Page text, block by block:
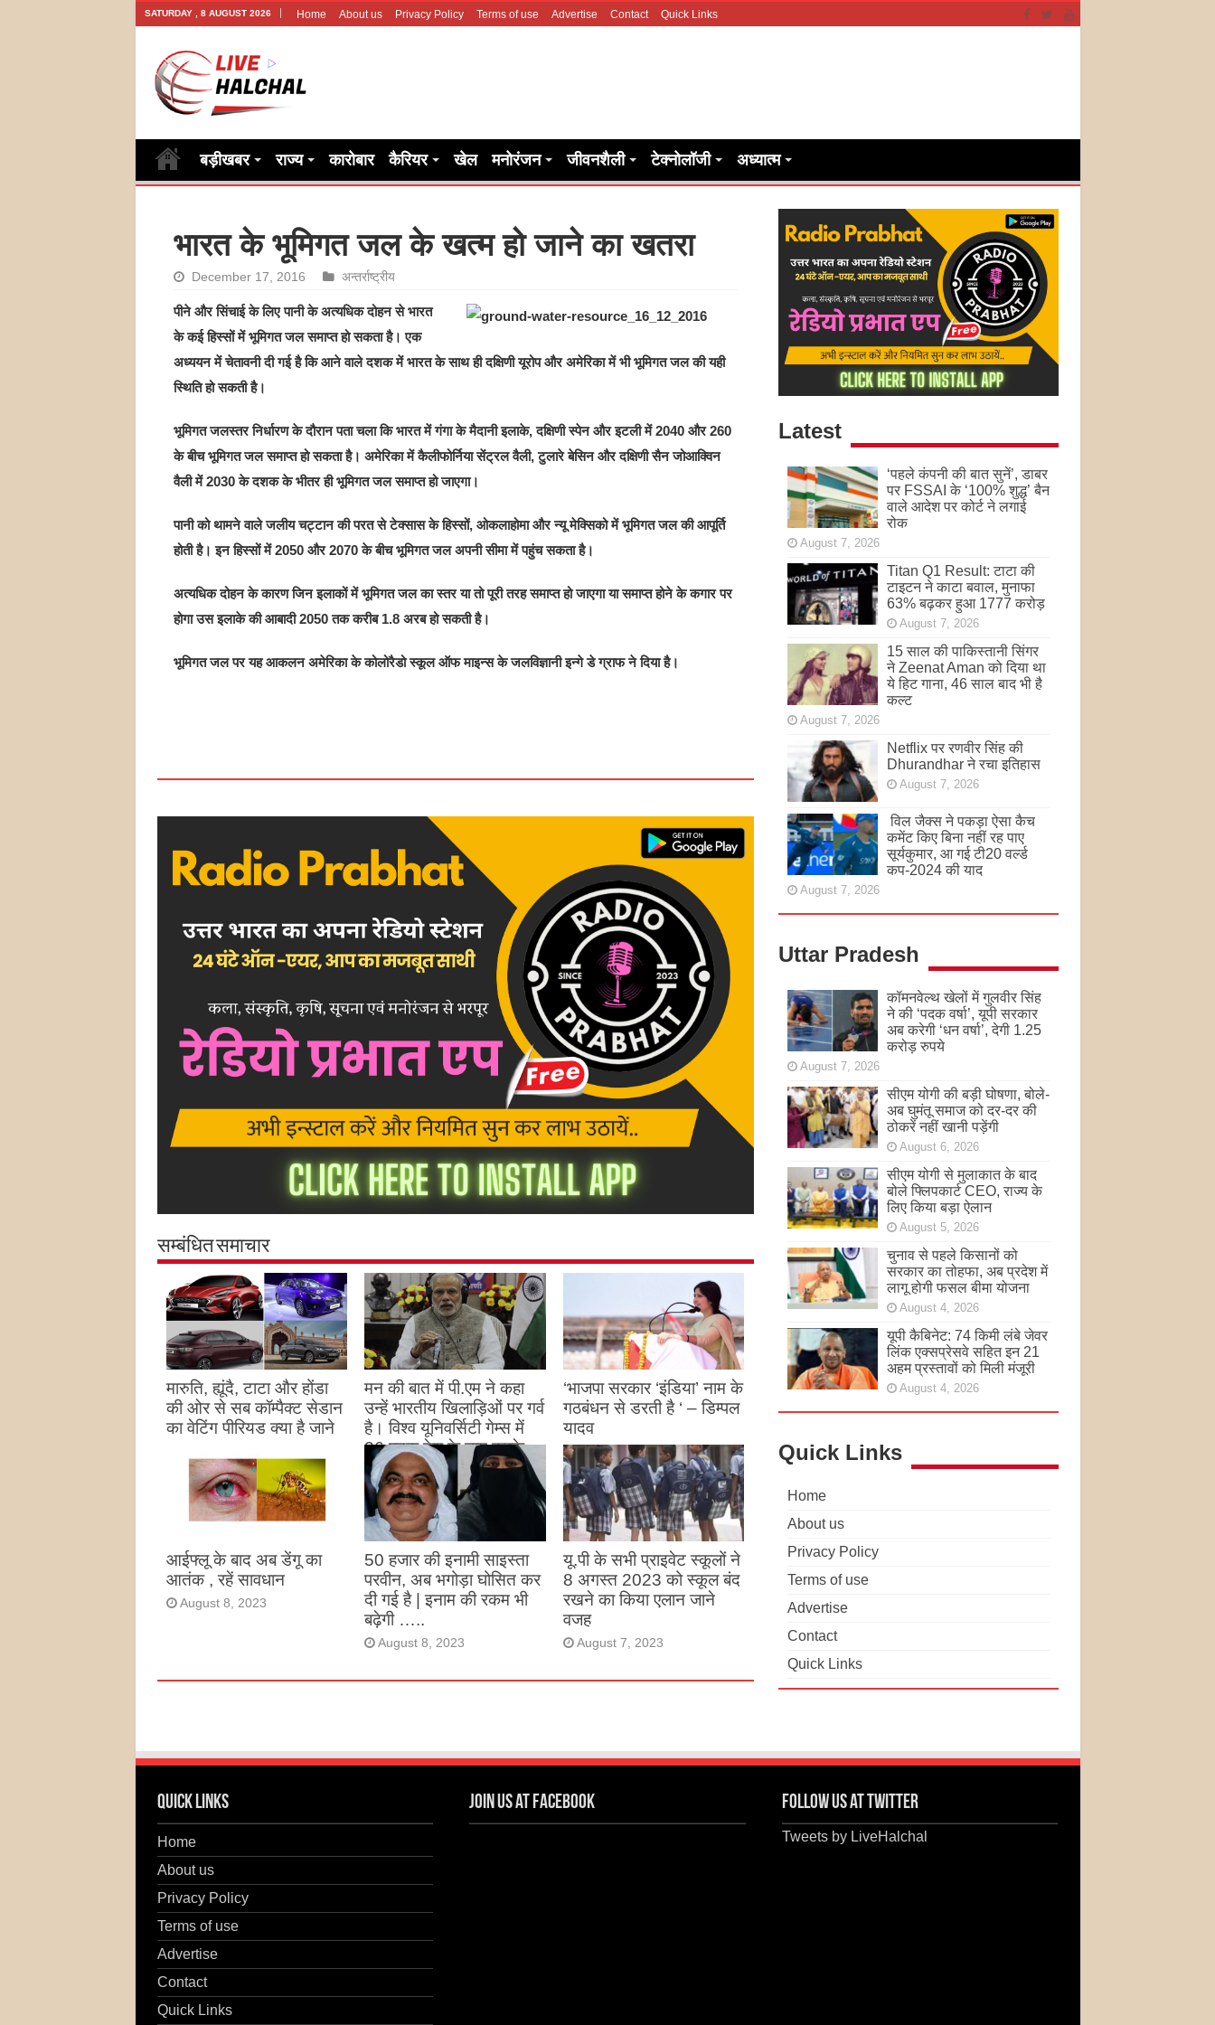
SATURDAY , 8 AUGUST 2026 Home About us Privacy Policy Terms of use Advertise Contact Quick Links
बड़ीखबर राज्य कारोबार कैरियर खेल मनोरंजन जीवनशैली टेक्नोलॉजी अध्यात्म
भारत के भूमिगत जल के खत्म हो जाने का खतरा
December 17, 2016 अन्तर्राष्ट्रीय
पीने और सिंचाई के लिए पानी के अत्यधिक दोहन से भारत
के कई हिस्सों में भूमिगत जल समाप्त हो सकता है। एक
अध्ययन में चेतावनी दी गई है कि आने वाले दशक में भारत के साथ ही दक्षिणी यूरोप और अमेरिका में भी भूमिगत जल की यही
स्थिति हो सकती है।
भूमिगत जलस्तर निर्धारण के दौरान पता चला कि भारत में गंगा के मैदानी इलाके, दक्षिणी स्पेन और इटली में 2040 और 260
के बीच भूमिगत जल समाप्त हो सकता है। अमेरिका में कैलीफोर्निया सेंट्रल वैली, टुलारे बेसिन और दक्षिणी सैन जोआक्विन
वैली में 2030 के दशक के भीतर ही भूमिगत जल समाप्त हो जाएगा।
पानी को थामने वाले जलीय चट्टान की परत से टेक्सास के हिस्सों, ओकलाहोमा और न्यू मेक्सिको में भूमिगत जल की आपूर्ति
होती है। इन हिस्सों में 2050 और 2070 के बीच भूमिगत जल अपनी सीमा में पहुंच सकता है।
अत्यधिक दोहन के कारण जिन इलाकों में भूमिगत जल का स्तर या तो पूरी तरह समाप्त हो जाएगा या समाप्त होने के कगार पर
होगा उस इलाके की आबादी 2050 तक करीब 1.8 अरब हो सकती है।
भूमिगत जल पर यह आकलन अमेरिका के कोलोरैडो स्कूल ऑफ माइन्स के जलविज्ञानी इन्गे डे ग्राफ ने दिया है।
सम्बंधित समाचार
मारुति, ह्यूंदै, टाटा और होंडा
की ओर से सब कॉम्पैक्ट सेडान
का वेटिंग पीरियड क्या है जाने
मन की बात में पी.एम ने कहा
उन्हें भारतीय खिलाड़िओं पर गर्व
है। विश्व यूनिवर्सिटी गेम्स में
26 पदक देश के नाम करके
उन्होंने देश का नाम रोशन किया
है
August 27, 2023
‘भाजपा सरकार ‘इंडिया’ नाम के
गठबंधन से डरती है ‘ – डिम्पल
यादव
August 26, 2023
आईफ्लू के बाद अब डेंगू का
आतंक , रहें सावधान
August 8, 2023
50 हजार की इनामी साइस्ता
परवीन, अब भगोड़ा घोसित कर
दी गई है | इनाम की रकम भी
बढ़ेगी …..
August 8, 2023
यू.पी के सभी प्राइवेट स्कूलों ने
8 अगस्त 2023 को स्कूल बंद
रखने का किया एलान जाने
वजह
August 7, 2023
Latest
‘पहले कंपनी की बात सुनें’, डाबर
पर FSSAI के ‘100% शुद्ध’ बैन
वाले आदेश पर कोर्ट ने लगाई
रोक
August 7, 2026
Titan Q1 Result: टाटा की
टाइटन ने काटा बवाल, मुनाफा
63% बढ़कर हुआ 1777 करोड़
August 7, 2026
15 साल की पाकिस्तानी सिंगर
ने Zeenat Aman को दिया था
ये हिट गाना, 46 साल बाद भी है
कल्ट
August 7, 2026
Netflix पर रणवीर सिंह की
Dhurandhar ने रचा इतिहास
August 7, 2026
विल जैक्स ने पकड़ा ऐसा कैच
कमेंट किए बिना नहीं रह पाए
सूर्यकुमार, आ गई टी20 वर्ल्ड
कप-2024 की याद
August 7, 2026
Uttar Pradesh
कॉमनवेल्थ खेलों में गुलवीर सिंह
ने की ‘पदक वर्षा’, यूपी सरकार
अब करेगी ‘धन वर्षा’, देगी 1.25
करोड़ रुपये
August 7, 2026
सीएम योगी की बड़ी घोषणा, बोले-
अब घुमंतू समाज को दर-दर की
ठोकरें नहीं खानी पड़ेंगी
August 6, 2026
सीएम योगी से मुलाकात के बाद
बोले फ्लिपकार्ट CEO, राज्य के
लिए किया बड़ा ऐलान
August 5, 2026
चुनाव से पहले किसानों को
सरकार का तोहफा, अब प्रदेश में
लागू होगी फसल बीमा योजना
August 4, 2026
यूपी कैबिनेट: 74 किमी लंबे जेवर
लिंक एक्सप्रेसवे सहित इन 21
अहम प्रस्तावों को मिली मंजूरी
August 4, 2026
Quick Links
Home
About us
Privacy Policy
Terms of use
Advertise
Contact
Quick Links
Quick Links
Home
About us
Privacy Policy
Terms of use
Advertise
Contact
Quick Links
Join us at Facebook Follow us at Twitter
Tweets by LiveHalchal